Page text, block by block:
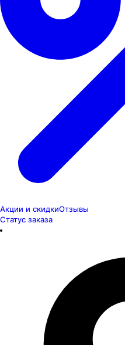
Акции и скидкиОтзывы
Статус заказа